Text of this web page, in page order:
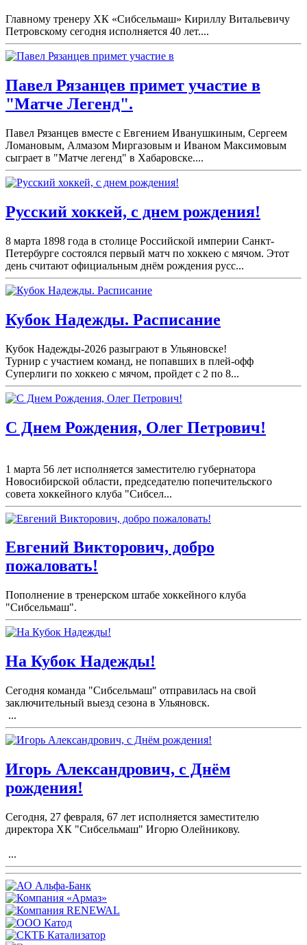
Главному тренеру ХК «Сибсельмаш» Кириллу Витальевичу
Петровскому сегодня исполняется 40 лет....
Павел Рязанцев примет участие в
"Матче Легенд".
Павел Рязанцев вместе с Евгением Иванушкиным, Сергеем
Ломановым, Алмазом Миргазовым и Иваном Максимовым
сыграет в "Матче легенд" в Хабаровске....
Русский хоккей, с днем рождения!
8 марта 1898 года в столице Российской империи Санкт-
Петербурге состоялся первый матч по хоккею с мячом. Этот
день считают официальным днём рождения русс...
Кубок Надежды. Расписание
Кубок Надежды-2026 разыграют в Ульяновске!
Турнир с участием команд, не попавших в плей-офф
Суперлиги по хоккею с мячом, пройдет с 2 по 8...
С Днем Рождения, Олег Петрович!
1 марта 56 лет исполняется заместителю губернатора
Новосибирской области, председателю попечительского
совета хоккейного клуба "Сибсел...
Евгений Викторович, добро
пожаловать!
Пополнение в тренерском штабе хоккейного клуба
"Сибсельмаш".
На Кубок Надежды!
Сегодня команда "Сибсельмаш" отправилась на свой
заключительный выезд сезона в Ульяновск.
...
Игорь Александрович, с Днём
рождения!
Сегодня, 27 февраля, 67 лет исполняется заместителю
директора ХК "Сибсельмаш" Игорю Олейникову.
...